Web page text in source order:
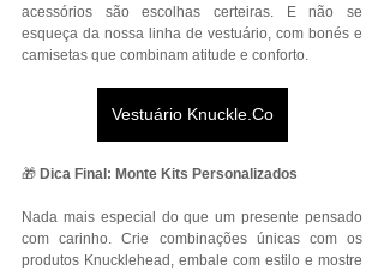
acessórios são escolhas certeiras. E não se
esqueça da nossa linha de vestuário, com bonés e
camisetas que combinam atitude e conforto.
Vestuário Knuckle.Co
🎁 Dica Final: Monte Kits Personalizados
Nada mais especial do que um presente pensado
com carinho. Crie combinações únicas com os
produtos Knucklehead, embale com estilo e mostre